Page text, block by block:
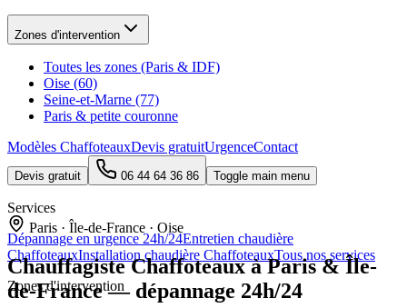
Zones d'intervention
Toutes les zones (Paris & IDF)
Oise (60)
Seine-et-Marne (77)
Paris & petite couronne
Modèles ChaffoteauxDevis gratuitUrgenceContact
Devis gratuit 06 44 64 36 86 Toggle main menu
Services
Dépannage en urgence 24h/24Entretien chaudière
ChaffoteauxInstallation chaudière ChaffoteauxTous nos services
Zones d'intervention
Paris · Île-de-France · Oise
ChauffagisteChaffoteauxà Paris & Île-
de-France — dépannage 24h/24